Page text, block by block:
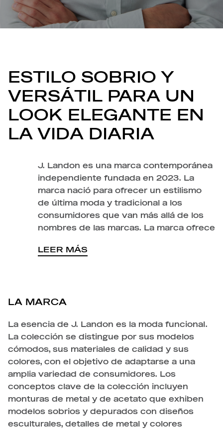
ESTILO SOBRIO Y
VERSÁTIL PARA UN
LOOK ELEGANTE EN
LA VIDA DIARIA
J. Landon es una marca contemporánea
independiente fundada en 2023. La
marca nació para ofrecer un estilismo
de última moda y tradicional a los
consumidores que van más allá de los
nombres de las marcas. La marca ofrece
LEER MÁS
LA MARCA
La esencia de J. Landon es la moda funcional.
La colección se distingue por sus modelos
cómodos, sus materiales de calidad y sus
colores, con el objetivo de adaptarse a una
amplia variedad de consumidores. Los
conceptos clave de la colección incluyen
monturas de metal y de acetato que exhiben
modelos sobrios y depurados con diseños
esculturales, detalles de metal y colores